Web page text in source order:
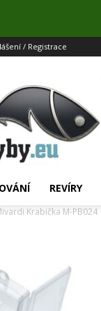
/ Registrace
REVÍRY
Krabička M-PB024